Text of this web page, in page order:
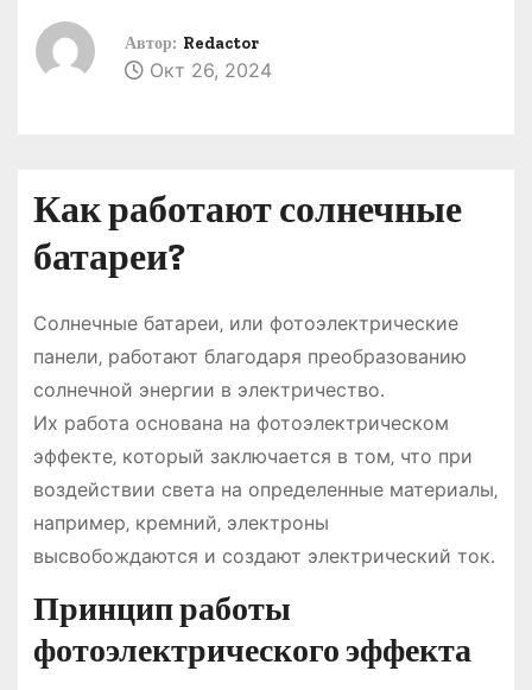
Автор: Redactor
Окт 26, 2024
Как работают солнечные
батареи?
Солнечные батареи‚ или фотоэлектрические
панели‚ работают благодаря преобразованию
солнечной энергии в электричество․
Их работа основана на фотоэлектрическом
эффекте‚ который заключается в том‚ что при
воздействии света на определенные материалы‚
например‚ кремний‚ электроны
высвобождаются и создают электрический ток․
Принцип работы
фотоэлектрического эффекта